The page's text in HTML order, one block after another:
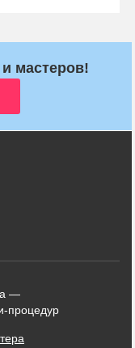
мастеров!
—
процедур